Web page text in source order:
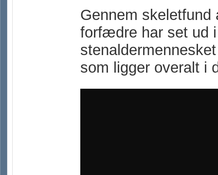
Gennem skeletfund
forfædre har set ud
som ligger overalt i